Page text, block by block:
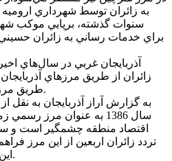
به زائران توسط شهرداري
سنوات گذشته، برپايي موکب
براي خدمات رساني به زائران
آذربايجان غربي در سال‌هاي
زائران از طريق مرزهاي
طريق مرز تمرچين عازم کربلا مي‌شوند.
به گزارش آراز آذربايجان به نقل
سال 1386 به عنوان مرز
اين ايام در نخستين سال ثبت شد.